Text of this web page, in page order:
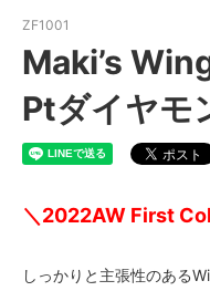
ZF1001
Maki’s
Ptダイヤモ
＼2022AW First
しっかりと主張性のある